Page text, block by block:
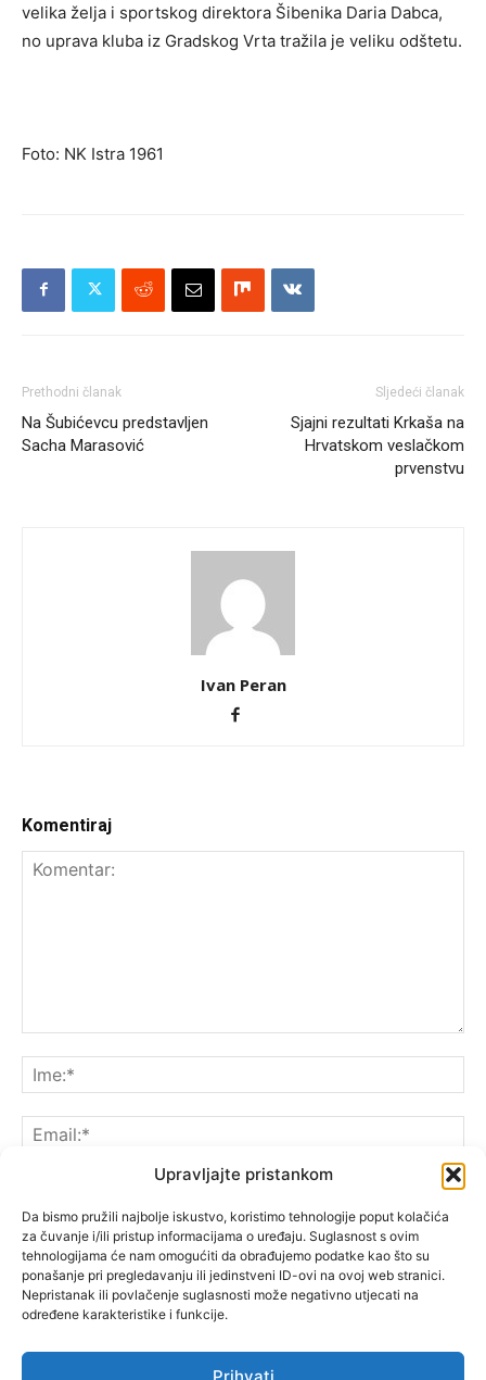
Upravljajte pristankom
Da bismo pružili najbolje iskustvo, koristimo tehnologije poput kolačića
za čuvanje i/ili pristup informacijama o uređaju. Suglasnost s ovim
tehnologijama će nam omogućiti da obrađujemo podatke kao što su
ponašanje pri pregledavanju ili jedinstveni ID-ovi na ovoj web stranici.
Nepristanak ili povlačenje suglasnosti može negativno utjecati na
određene karakteristike i funkcije.
Prihvati
velika želja i sportskog direktora Šibenika Daria Dabca,
no uprava kluba iz Gradskog Vrta tražila je veliku odštetu.
Foto: NK Istra 1961
Prethodni članak
Na Šubićevcu predstavljen
Sacha Marasović
Sljedeći članak
Sjajni rezultati Krkaša na
Hrvatskom veslačkom
prvenstvu
Ivan Peran
Komentiraj
Spremite moje ime, e-poštu i web-lokaciju u ovom
pregledniku sljedeći put kada komentarirate.